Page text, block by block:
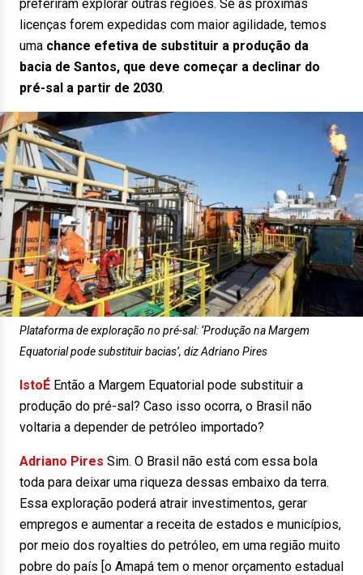
preferiram explorar outras regiões. Se as próximas
licenças forem expedidas com maior agilidade, temos
uma chance efetiva de substituir a produção da
bacia de Santos, que deve começar a declinar do
pré-sal a partir de 2030.
Plataforma de exploração no pré-sal: ‘Produção na Margem
Equatorial pode substituir bacias’, diz Adriano Pires
IstoÉ Então a Margem Equatorial pode substituir a
produção do pré-sal? Caso isso ocorra, o Brasil não
voltaria a depender de petróleo importado?
Adriano Pires Sim. O Brasil não está com essa bola
toda para deixar uma riqueza dessas embaixo da terra.
Essa exploração poderá atrair investimentos, gerar
empregos e aumentar a receita de estados e municípios,
por meio dos royalties do petróleo, em uma região muito
pobre do país [o Amapá tem o menor orçamento estadual